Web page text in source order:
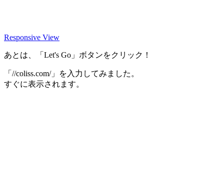
Responsive View
あとは、「Let's Go」ボタンをクリック！
「//coliss.com/」を入力してみました。
すぐに表示されます。